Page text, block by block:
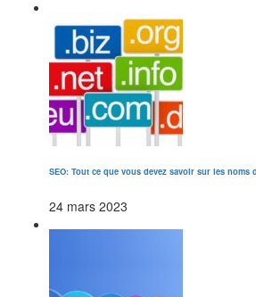
SEO: Tout ce que vous devez savoir sur les noms
24 mars 2023